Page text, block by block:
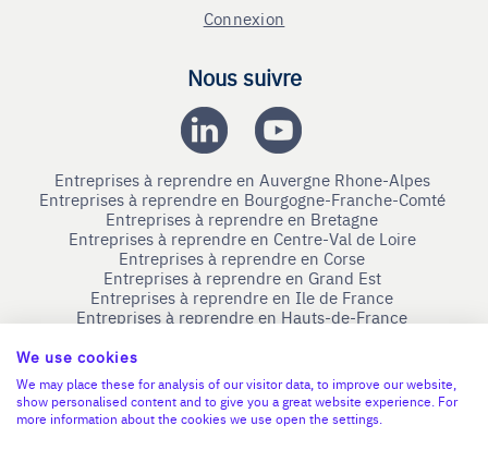
Connexion
Nous suivre
Entreprises à reprendre en Auvergne Rhone-Alpes
Entreprises à reprendre en Bourgogne-Franche-Comté
Entreprises à reprendre en Bretagne
Entreprises à reprendre en Centre-Val de Loire
Entreprises à reprendre en Corse
Entreprises à reprendre en Grand Est
Entreprises à reprendre en Ile de France
Entreprises à reprendre en Hauts-de-France
Entreprises à reprendre en Nouvelle-Aquitaine
Entreprises à reprendre en Occitanie
Entreprises à reprendre en Pays de la Loire
Entreprises à reprendre en Provence-Alpes-Côte d'Azur
We use cookies
We may place these for analysis of our visitor data, to improve our website,
show personalised content and to give you a great website experience. For
more information about the cookies we use open the settings.